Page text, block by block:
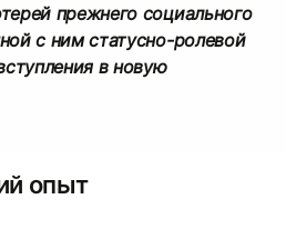
прежнего социального
с ним статусно-ролевой
в новую
опыт